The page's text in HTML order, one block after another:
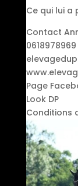
Ce qui lui a
Contact
0618978969
Page
Look DP
Conditions